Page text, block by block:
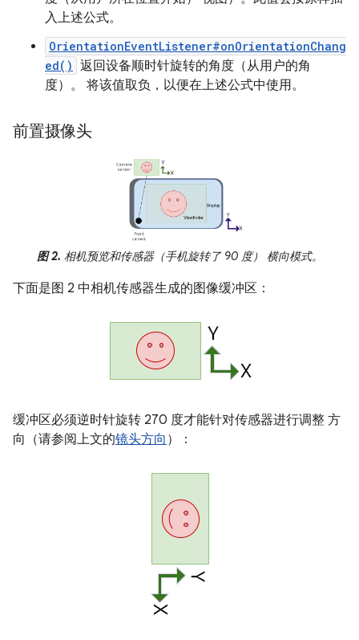
入上述公式。
OrientationEventListener#onOrientationChang
ed() 返回设备顺时针旋转的角度（从用户的角
度）。 将该值取负，以便在上述公式中使用。
前置摄像头
图 2. 相机预览和传感器（手机旋转了 90 度） 横向模式。
下面是图 2 中相机传感器生成的图像缓冲区：
缓冲区必须逆时针旋转 270 度才能针对传感器进行调整 方
向（请参阅上文的镜头方向 ）：